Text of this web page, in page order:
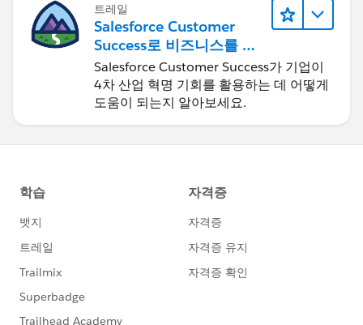
트레일
Salesforce Customer
Success로 비즈니스를 혁
신하기
Salesforce Customer Success가 기업이
4차 산업 혁명 기회를 활용하는 데 어떻게
도움이 되는지 알아보세요.